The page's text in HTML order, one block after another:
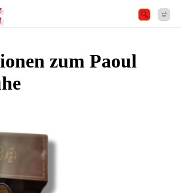
zum Paoul